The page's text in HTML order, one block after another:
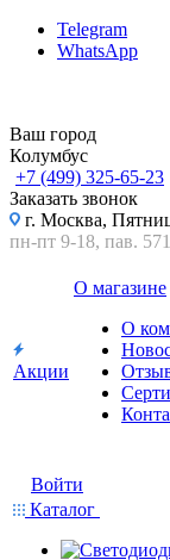
Telegram
WhatsApp
Ваш город
Колумбус
+7 (499) 325-65-23
Заказать звонок
г. Москва,
пн-пт 9-18, пав.
Акции
О магазине
О
Войти
Каталог